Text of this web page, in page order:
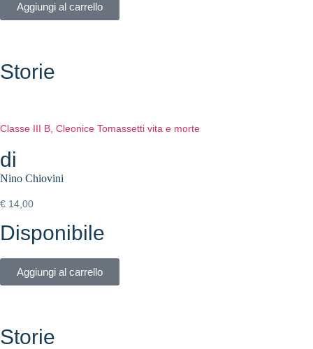
Aggiungi al carrello
Storie
Classe III B, Cleonice Tomassetti vita e morte
di
Nino Chiovini
€ 14,00
Disponibile
Aggiungi al carrello
Storie